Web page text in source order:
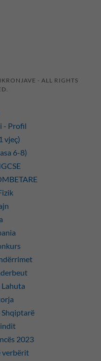
- ALL RIGHTS
- Profil
vjeç)
6-8)
Shqiptarë
2023
verbërit